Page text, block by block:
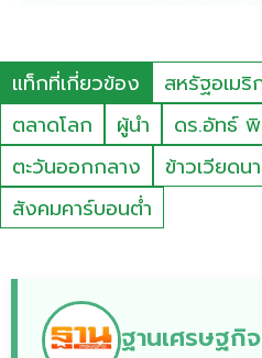
แท็กที่เกี่ยวข้อง สหรัฐอเมริ
ตลาดโลก
ผู้นำ
ดร.อัทธ์
ตะวันออกกลาง
ข้าวเวียดน
สังคมคาร์บอนต่ำ
ฐานเศรษฐกิจ